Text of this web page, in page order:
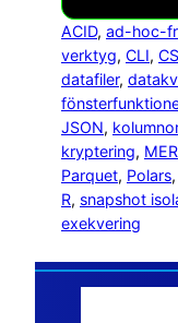
ACID, ad-hoc-
verktyg, CLI,
datafiler,
JSON,
kryptering,
Parquet, Polars,
R, snapshot
exekvering